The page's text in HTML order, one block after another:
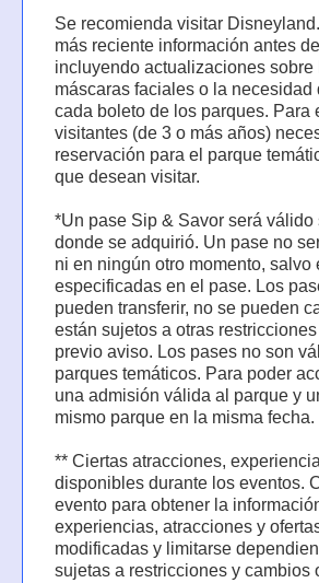
Se recomienda visitar
más reciente información antes
incluyendo actualizaciones
máscaras faciales o la
cada boleto de los parques. Para
visitantes (de 3 o más años)
reservación para el parque
que desean visitar.
*Un pase Sip & Savor será
donde se adquirió. Un pase no
ni en ningún otro momento, salvo
especificadas en el pase. Los
pueden transferir, no se pueden
están sujetos a otras
previo aviso. Los pases no son
parques temáticos. Para poder
una admisión válida al parque y
mismo parque en la misma fecha.
** Ciertas atracciones,
disponibles durante los eventos.
evento para obtener la
experiencias, atracciones y
modificadas y limitarse
sujetas a restricciones y